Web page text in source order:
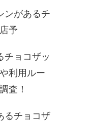
ンがあるチ
予
チョコザッ
利用ルー
査！
るチョコザ